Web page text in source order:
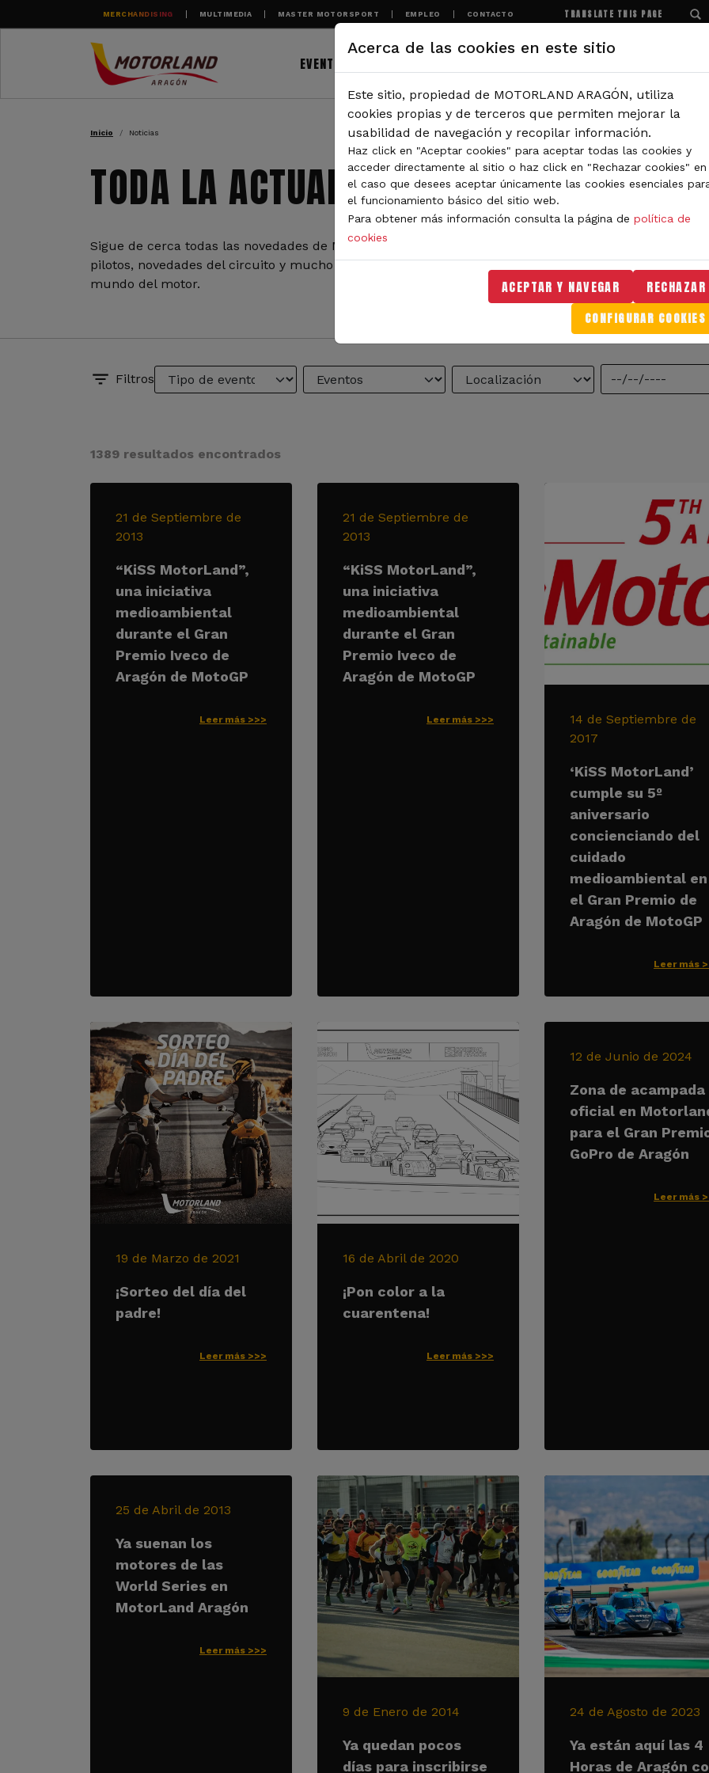
Pasar al contenido principal
MERCHANDISING MULTIMEDIA MASTER MOTORSPORT EMPLEO CONTACTO TRANSLATE THIS PAGE
EVENTOS
RUTA DE NAVEGACIÓN
Inicio Noticias
TODA LA ACTUALIDAD DE MOTORLAND
Sigue de cerca todas las novedades de MotorLand Aragón. Aquí encontrarás noticias sobre eventos,
pilotos, novedades del circuito y mucho más. Filtra por categoría o tipo de contenido y no te pierdas
mundo del motor.
Filtros
1389 resultados encontrados
21 de Septiembre de
2013
“KiSS MotorLand”,
una iniciativa
medioambiental
durante el Gran
Premio Iveco de
Aragón de MotoGP
Leer más >>>
21 de Septiembre de
2013
“KiSS MotorLand”,
una iniciativa
medioambiental
durante el Gran
Premio Iveco de
Aragón de MotoGP
Leer más >>>
14 de Septiembre de
2017
‘KiSS MotorLand’
cumple su 5º
aniversario
concienciando del
cuidado
medioambiental en
el Gran Premio de
Aragón de MotoGP
Leer más
19 de Marzo de 2021
¡Sorteo del día del
padre!
Leer más >>>
16 de Abril de 2020
¡Pon color a la
cuarentena!
Leer más >>>
12 de Junio de 2024
Zona de acampada
oficial en
para el Gran
GoPro de Aragón
Leer más
25 de Abril de 2013
Ya suenan los
motores de las
World Series en
MotorLand Aragón
Leer más >>>
9 de Enero de 2014
Ya quedan pocos
días para inscribirse
24 de Agosto de 2023
Ya están aquí las 4
Horas de Aragón
Acerca de las cookies en este sitio
Este sitio, propiedad de MOTORLAND ARAGÓN, utiliza
cookies propias y de terceros que permiten mejorar la
usabilidad de navegación y recopilar información.
Haz click en "Aceptar cookies" para aceptar todas las cookies y
acceder directamente al sitio o haz click en "Rechazar cookies" en
el caso que desees aceptar únicamente las cookies esenciales
el funcionamiento básico del sitio web.
Para obtener más información consulta la página de política de
cookies
ACEPTAR Y NAVEGAR RECHAZAR
CONFIGURAR COOKIES